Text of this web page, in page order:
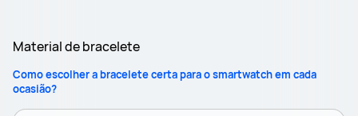
Material de bracelete
Como escolher a bracelete certa para o smartwatch em cada
ocasião?